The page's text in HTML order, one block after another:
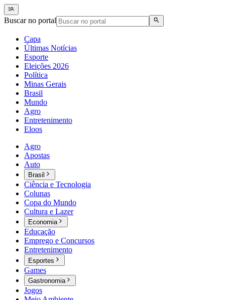
Buscar no portal
Capa
Últimas Notícias
Esporte
Eleições 2026
Política
Minas Gerais
Brasil
Mundo
Agro
Entretenimento
Eloos
Agro
Apostas
Auto
Brasil
Ciência e Tecnologia
Colunas
Copa do Mundo
Cultura e Lazer
Economia
Educação
Emprego e Concursos
Entretenimento
Esportes
Games
Gastronomia
Jogos